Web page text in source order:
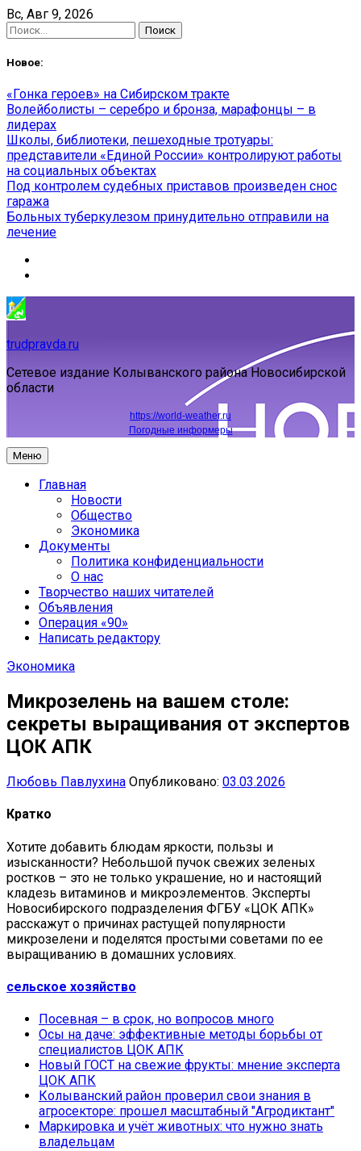
Skip
to
content
Вс, Авг 9, 2026
Найти:
Новое:
«Гонка героев» на Сибирском тракте
Волейболисты – серебро и бронза, марафонцы – в
лидерах
Школы, библиотеки, пешеходные тротуары:
представители «Единой России» контролируют работы
на социальных объектах
Под контролем судебных приставов произведен снос
гаража
Больных туберкулезом принудительно отправили на
лечение
trudpravda.ru
Сетевое издание Колыванского района Новосибирской
области
https://world-weather.ru
Погодные информеры
Меню
Главная
Новости
Общество
Экономика
Документы
Политика конфиденциальности
О нас
Творчество наших читателей
Объявления
Операция «90»
Написать редактору
Экономика
Микрозелень на вашем столе:
секреты выращивания от экспертов
ЦОК АПК
Любовь Павлухина Опубликовано: 03.03.2026
Кратко
Хотите добавить блюдам яркости, пользы и
изысканности? Небольшой пучок свежих зеленых
ростков – это не только украшение, но и настоящий
кладезь витаминов и микроэлементов. Эксперты
Новосибирского подразделения ФГБУ «ЦОК АПК»
расскажут о причинах растущей популярности
микрозелени и поделятся простыми советами по ее
выращиванию в домашних условиях.
сельское хозяйство
Посевная – в срок, но вопросов много
Осы на даче: эффективные методы борьбы от
специалистов ЦОК АПК
Новый ГОСТ на свежие фрукты: мнение эксперта
ЦОК АПК
Колыванский район проверил свои знания в
агросекторе: прошел масштабный "Агродиктант"
Маркировка и учёт животных: что нужно знать
владельцам